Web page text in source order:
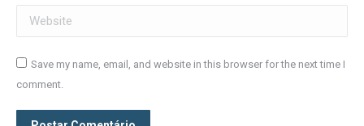
Website
Save my name, email, and website in this browser for the next time I
comment.